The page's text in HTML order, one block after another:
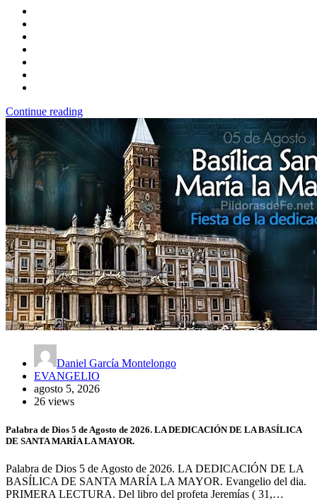
Continue reading
Daniel García Montelongo
EVANGELIO
agosto 5, 2026
26 views
Palabra de Dios 5 de Agosto de 2026. LA DEDICACIÓN DE LA BASÍLICA
DE SANTA MARÍA LA MAYOR.
Palabra de Dios 5 de Agosto de 2026. LA DEDICACIÓN DE LA
BASÍLICA DE SANTA MARÍA LA MAYOR. Evangelio del dia.
PRIMERA LECTURA. Del libro del profeta Jeremías ( 31,…